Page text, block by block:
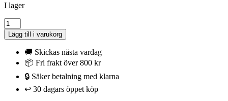
I lager
Castorland
Pussel
-
Stuga
1500
Lägg till i varukorg
🚚 Skickas nästa vardag
📦 Fri frakt över 800 kr
🔒 Säker betalning med klarna
↩️ 30 dagars öppet köp